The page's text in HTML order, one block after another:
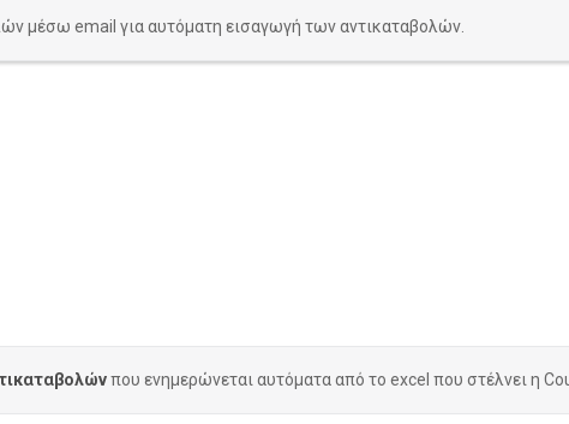
μέσω email για αυτόματη εισαγωγή των αντικαταβολών.
που ενημερώνεται αυτόματα από το excel που στέλνει η